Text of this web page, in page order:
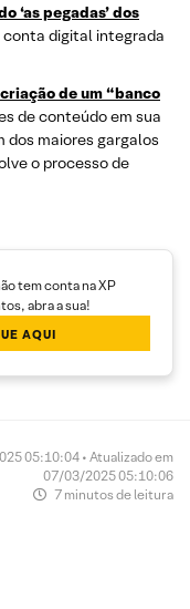
‘as pegadas’ dos
conta digital integrada
de um “banco
de conteúdo em sua
dos maiores gargalos
o processo de
tem conta na XP
abra a sua!
AQUI
05:10:04 • Atualizado em
07/03/2025 05:10:06
7 minutos de leitura